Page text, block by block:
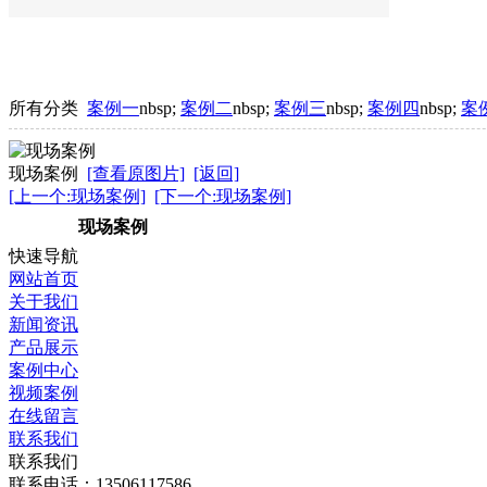
所有分类 案例一nbsp; 案例二nbsp; 案例三nbsp; 案例四nbsp; 案
现场案例 [查看原图片]
[返回]
[上一个:现场案例]
[下一个:现场案例]
现场案例
快速导航
网站首页
关于我们
新闻资讯
产品展示
案例中心
视频案例
在线留言
联系我们
联系我们